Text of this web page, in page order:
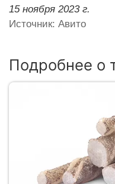
15 ноября 2023 г.
Источник: Авито
Подробнее о